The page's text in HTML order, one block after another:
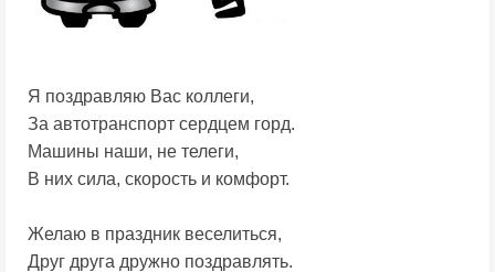
Я поздравляю Вас коллеги,
За автотранспорт сердцем горд.
Машины наши, не телеги,
В них сила, скорость и комфорт.
Желаю в праздник веселиться,
Друг друга дружно поздравлять.